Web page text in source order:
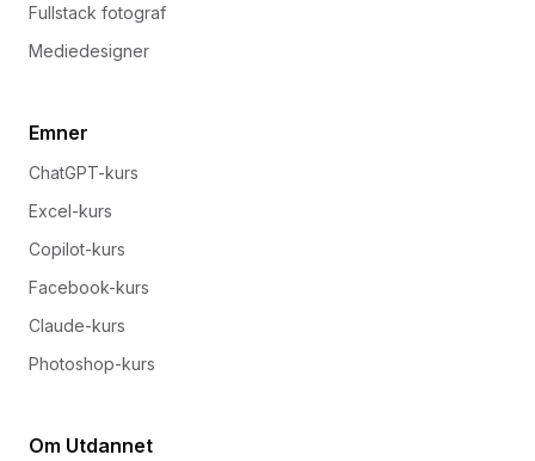
Fullstack fotograf
Mediedesigner
Emner
ChatGPT-kurs
Excel-kurs
Copilot-kurs
Facebook-kurs
Claude-kurs
Photoshop-kurs
Om Utdannet